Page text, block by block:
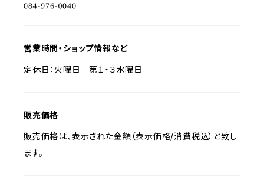
営業時間・ショップ情報など
定休日：火曜日 第１・３水曜日
販売価格
販売価格は、表示された金額（表示価格/消費税込）と致し
ます。